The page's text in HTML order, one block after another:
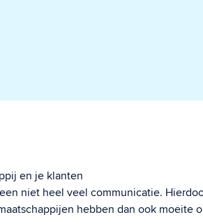
en je klanten
niet heel veel communicatie.
hebben dan ook moeite